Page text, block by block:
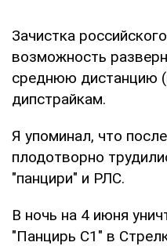
Зачистка
возможность
среднюю дистанцию
дипстрайкам.
Я упоминал, что
плодотворно
"панцири" и РЛС.
В ночь на 4 июня
"Панцирь С1" в